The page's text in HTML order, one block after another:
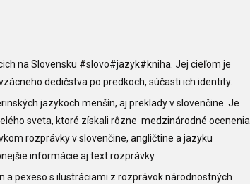
na Slovensku #slovo#jazyk#kniha. Jej cieľom je
dedičstva po predkoch, súčasti ich identity.
jazykoch menšín, aj preklady v slovenčine. Je
sveta, ktoré získali rôzne medzinárodné ocenenia
rozprávky v slovenčine, angličtine a jazyku
informácie aj text rozprávky.
a pexeso s ilustráciami z rozprávok národnostných